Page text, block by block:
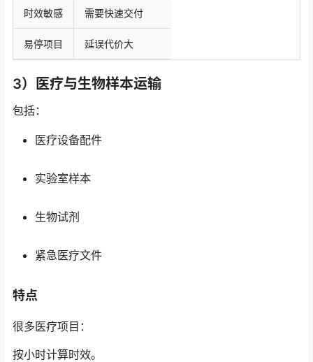
时效敏感 需要快速交付
易停项目 延误代价大
3）医疗与生物样本运输
包括：
医疗设备配件
实验室样本
生物试剂
紧急医疗文件
特点
很多医疗项目：
按小时计算时效。